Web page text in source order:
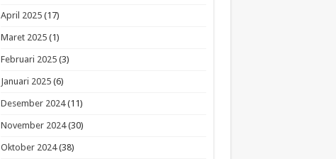
April 2025(17)
Maret 2025(1)
Februari 2025(3)
Januari 2025(6)
Desember 2024(11)
November 2024(30)
Oktober 2024(38)